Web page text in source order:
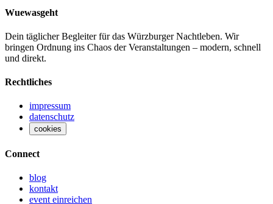
Wuewasgeht
Dein täglicher Begleiter für das Würzburger Nachtleben. Wir
bringen Ordnung ins Chaos der Veranstaltungen – modern, schnell
und direkt.
Rechtliches
impressum
datenschutz
cookies
Connect
blog
kontakt
event einreichen